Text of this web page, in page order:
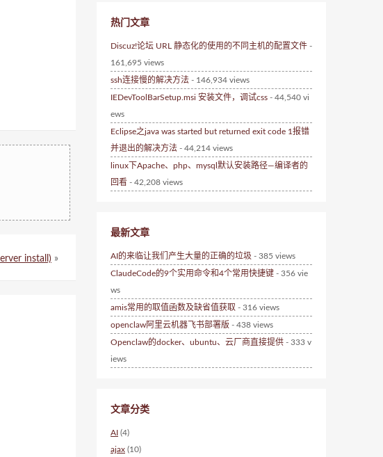
install) »
热门文章
Discuz!论坛 URL 静态化的使用的不同主机的配置文件 -
161,695 views
ssh连接慢的解决方法 - 146,934 views
IEDevToolBarSetup.msi 安装文件，调试css - 44,540 vi
ews
Eclipse之java was started but returned exit code 1报错
并退出的解决方法 - 44,214 views
linux下Apache、php、mysql默认安装路径—编译者的
回看 - 42,208 views
最新文章
AI的来临让我们产生大量的正确的垃圾 - 385 views
ClaudeCode的9个实用命令和4个常用快捷键 - 356 vie
ws
amis常用的取值函数及缺省值获取 - 316 views
openclaw阿里云机器飞书部署版 - 438 views
Openclaw的docker、ubuntu、云厂商直接提供 - 333 v
iews
文章分类
AI (4)
ajax (10)